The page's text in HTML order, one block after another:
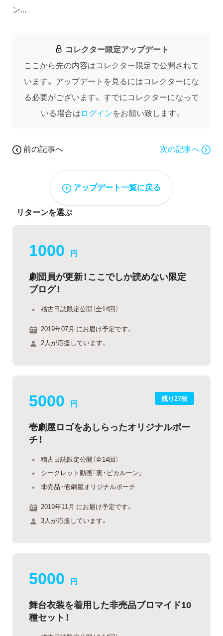
ン...
コレクター限定アップデート
ここから先の内容はコレクター限定で公開されて
います。 アップデートを見るにはコレクターにな
る必要がございます。 すでにコレクターになって
いる場合はログインをお願い致します。
前の記事へ 次の記事へ
アップデート一覧に戻る
リターンを選ぶ
1000 円
劇団員が更新！ここでしか読めない限定
ブログ！
稽古日誌限定公開（全14回）
2019年07月 にお届け予定です。
2人が応援しています。
残り27枚
5000 円
壱劇屋ロゴをあしらったオリジナルポー
チ！
稽古日誌限定公開（全14回）
シークレット動画「裏・ピカルーン」
非売品・壱劇屋オリジナルポーチ
2019年11月 にお届け予定です。
3人が応援しています。
5000 円
舞台衣装を着用した非売品ブロマイド10
種セット！